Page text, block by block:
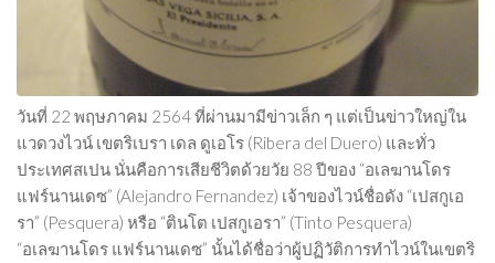
วันที่ 22 พฤษภาคม 2564 ที่ผ่านมามีข่าวเล็ก ๆ แต่เป็นข่าวใหญ่ใน
แวดวงไวน์ เขตริเบรา เดล ดูเอโร (Ribera del Duero) และทั่ว
ประเทศสเปน นั่นคือการเสียชีวิตด้วยวัย 88 ปีของ “อเลฆานโดร
แฟร์นานเดซ” (Alejandro Fernandez) เจ้าของไวน์ชื่อดัง “เปสกูเอ
รา” (Pesquera) หรือ “ตินโต เปสกูเอรา” (Tinto Pesquera)
“อเลฆานโดร แฟร์นานเดซ” นั้นได้ชื่อว่าผู้ปฏิวัติการทำไวน์ในเขตริ